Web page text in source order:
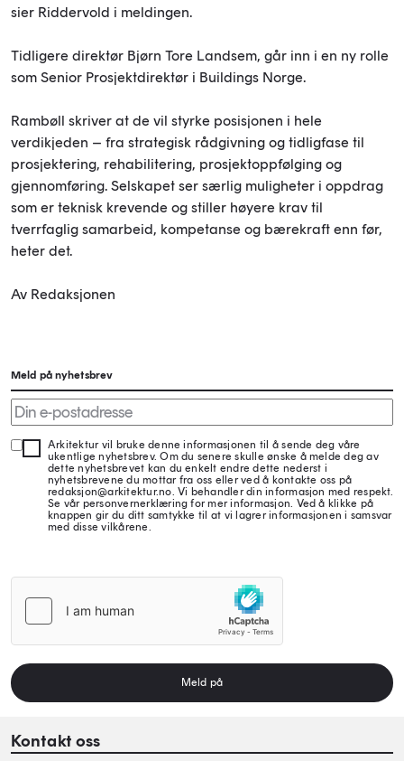
sier Riddervold i meldingen.
Tidligere direktør Bjørn Tore Landsem, går inn i en ny rolle
som Senior Prosjektdirektør i Buildings Norge.
Rambøll skriver at de vil styrke posisjonen i hele
verdikjeden – fra strategisk rådgivning og tidligfase til
prosjektering, rehabilitering, prosjektoppfølging og
gjennomføring. Selskapet ser særlig muligheter i oppdrag
som er teknisk krevende og stiller høyere krav til
tverrfaglig samarbeid, kompetanse og bærekraft enn før,
heter det.
Av Redaksjonen
Meld på nyhetsbrev
Arkitektur vil bruke denne informasjonen til å sende deg våre
ukentlige nyhetsbrev. Om du senere skulle ønske å melde deg av
dette nyhetsbrevet kan du enkelt endre dette nederst i
nyhetsbrevene du mottar fra oss eller ved å kontakte oss på
redaksjon@arkitektur.no. Vi behandler din informasjon med respekt.
Se vår personvernerklæring for mer informasjon. Ved å klikke på
knappen gir du ditt samtykke til at vi lagrer informasjonen i samsvar
med disse vilkårene.
Meld på
Kontakt oss